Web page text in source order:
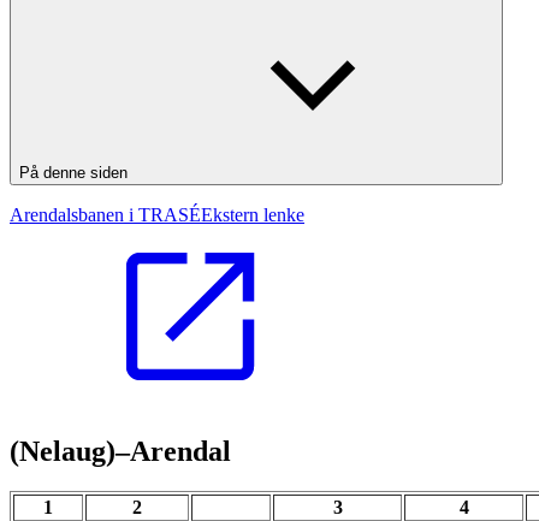
På denne siden
Arendalsbanen i TRASÉEkstern lenke
(Nelaug)–Arendal
1 2 3
4